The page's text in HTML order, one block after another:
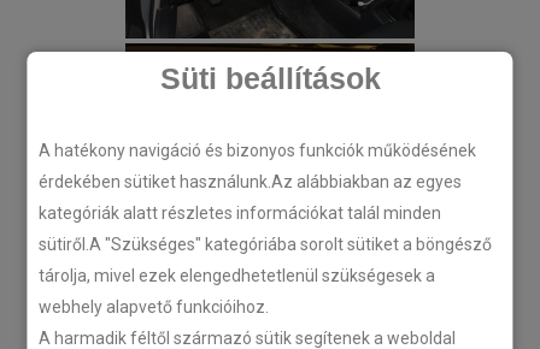
Süti beállítások
A hatékony navigáció és bizonyos funkciók működésének
érdekében sütiket használunk.Az alábbiakban az egyes
kategóriák alatt részletes információkat talál minden
sütiről.A "Szükséges" kategóriába sorolt sütiket a böngésző
tárolja, mivel ezek elengedhetetlenül szükségesek a
webhely alapvető funkcióihoz.
A harmadik féltől származó sütik segítenek a weboldal